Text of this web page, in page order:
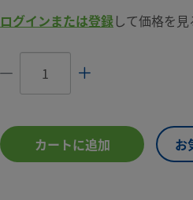
ログインまたは登録して価格を見
カートに追加 お